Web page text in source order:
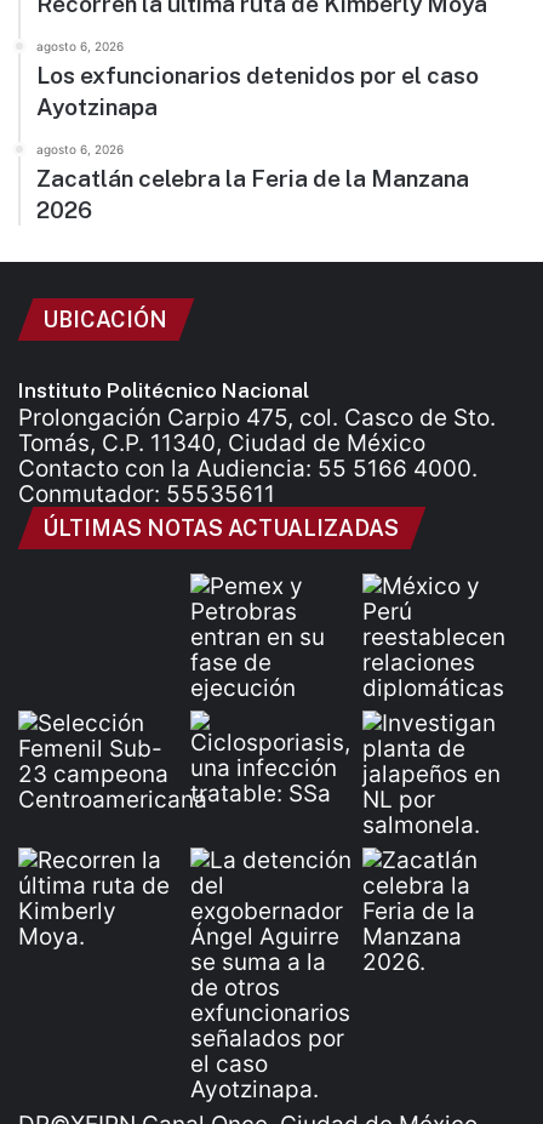
agosto 6, 2026
Los exfuncionarios detenidos por el caso
Ayotzinapa
agosto 6, 2026
Zacatlán celebra la Feria de la Manzana
2026
UBICACIÓN
Instituto Politécnico Nacional
Prolongación Carpio 475, col. Casco de Sto.
Tomás, C.P. 11340, Ciudad de México
Contacto con la Audiencia: 55 5166 4000.
Conmutador: 55535611
ÚLTIMAS NOTAS ACTUALIZADAS